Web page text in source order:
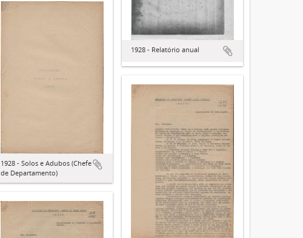
1928 - Relatório anual
1928 - Solos e Adubos (Chefe
de Departamento)